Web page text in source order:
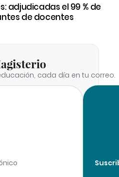
adjudicadas el 99 % de
de docentes
cada día en tu correo.